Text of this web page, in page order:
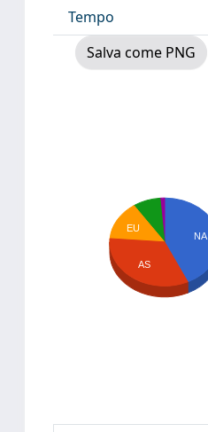
Tempo
Salva come PNG
NA
EU
AS